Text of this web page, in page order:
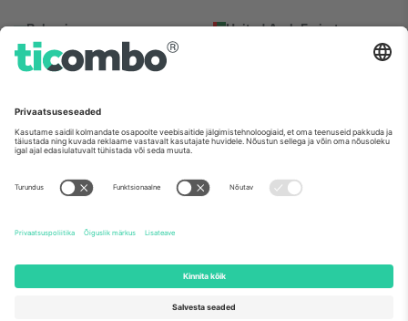
Bulgaria
Regus Sofia City West, bul
Totleben 53-55, 1606 Sofia,
United Arab Emirates
UAE Dubai Silicon Oasis, DDP
Mexico
Av Chapultepec 360, Roma
Norte, Cuauhtémoc, 06700
Ciudad de México, CDMX,
sündmusest ja/või domeenist. Detailide jaoks vaata konkreetse
sündmuse lehte, impressumit ja tingimusi.,
2026 Ticombo. Kõik õigused kaitstud.